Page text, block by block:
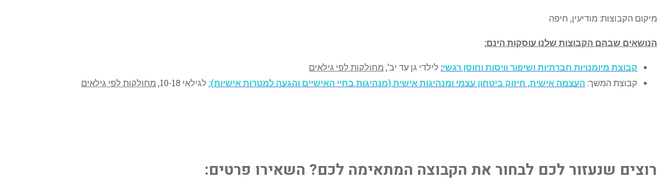
מיקום הקבוצות: מודיעין, חיפה
הנושאים שבהם הקבוצות שלנו עוסקות הינם:
קבוצת מיומנויות חברתיות ושיפור וויסות וחוסן רגשי: לילדי גן עד יב’, מחולקות לפי גילאים
קבוצת המשך: העצמה אישית, חיזוק ביטחון עצמי ומנהיגות אישית (מנהיגות בחיי האישיים והגעה למטרות אישיות): לגילאי 10-18, מחולקות לפי גילאים
רוצים שנעזור לכם לבחור את הקבוצה המתאימה לכם? השאירו פרטים: